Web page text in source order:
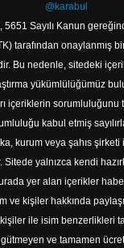
@karabul
5651 Sayılı Kanun
tarafından onaylanmış
Bu nedenle, sitedeki
yükümlülüğümüz
içeriklerin sorumluluğunu
kabul etmiş
kurum veya şahıs şirketi
Sitede yalnızca kendi
yer alan içerikler
ve kişiler hakkında
ile isim benzerlikleri
ve tamamen